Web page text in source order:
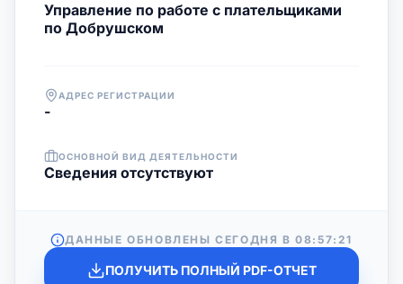
Управление по работе с плательщиками
по Добрушском
АДРЕС РЕГИСТРАЦИИ
-
ОСНОВНОЙ ВИД ДЕЯТЕЛЬНОСТИ
Cведения отсутствуют
ДАННЫЕ ОБНОВЛЕНЫ СЕГОДНЯ В08:57:21
ПОЛУЧИТЬ ПОЛНЫЙ PDF-ОТЧЕТ